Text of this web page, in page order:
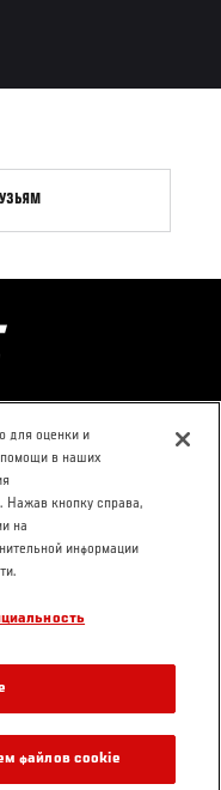
ГДЕ СМОТРЕТЬ?
Условия
использования
для оценки и
помощи в наших
Нажав кнопку справа,
на
информации
файлов cookie